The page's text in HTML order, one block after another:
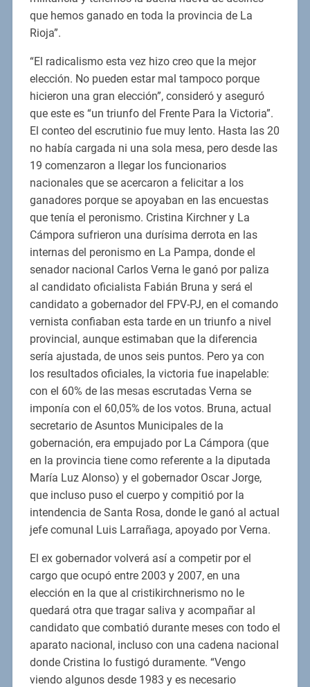
que hemos ganado en toda la provincia de La
Rioja”.
“El radicalismo esta vez hizo creo que la mejor
elección. No pueden estar mal tampoco porque
hicieron una gran elección”, consideró y aseguró
que este es “un triunfo del Frente Para la Victoria”.
El conteo del escrutinio fue muy lento. Hasta las 20
no había cargada ni una sola mesa, pero desde las
19 comenzaron a llegar los funcionarios
nacionales que se acercaron a felicitar a los
ganadores porque se apoyaban en las encuestas
que tenía el peronismo. Cristina Kirchner y La
Cámpora sufrieron una durísima derrota en las
internas del peronismo en La Pampa, donde el
senador nacional Carlos Verna le ganó por paliza
al candidato oficialista Fabián Bruna y será el
candidato a gobernador del FPV-PJ, en el comando
vernista confiaban esta tarde en un triunfo a nivel
provincial, aunque estimaban que la diferencia
sería ajustada, de unos seis puntos. Pero ya con
los resultados oficiales, la victoria fue inapelable:
con el 60% de las mesas escrutadas Verna se
imponía con el 60,05% de los votos. Bruna, actual
secretario de Asuntos Municipales de la
gobernación, era empujado por La Cámpora (que
en la provincia tiene como referente a la diputada
María Luz Alonso) y el gobernador Oscar Jorge,
que incluso puso el cuerpo y compitió por la
intendencia de Santa Rosa, donde le ganó al actual
jefe comunal Luis Larrañaga, apoyado por Verna.
El ex gobernador volverá así a competir por el
cargo que ocupó entre 2003 y 2007, en una
elección en la que al cristikirchnerismo no le
quedará otra que tragar saliva y acompañar al
candidato que combatió durante meses con todo el
aparato nacional, incluso con una cadena nacional
donde Cristina lo fustigó duramente. “Vengo
viendo algunos desde 1983 y es necesario